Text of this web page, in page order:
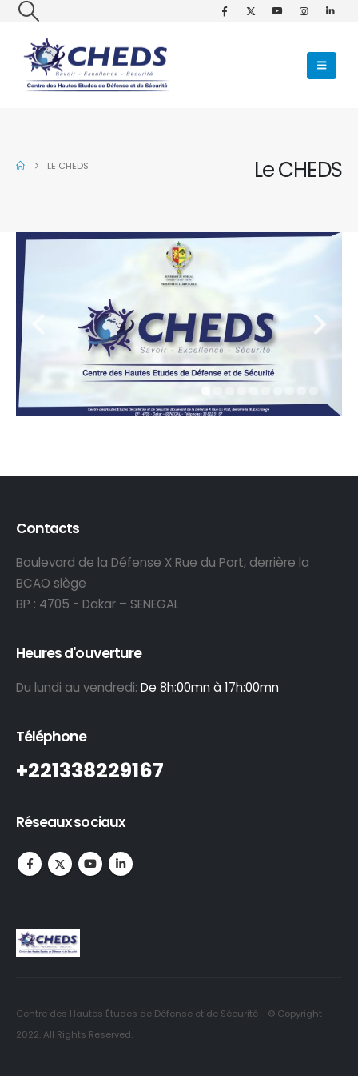
Le CHEDS
LE CHEDS
Contacts
Boulevard de la Défense X Rue du Port, derrière la
BCAO siège
BP : 4705 - Dakar – SENEGAL
Heures d'ouverture
Du lundi au vendredi: De 8h:00mn à 17h:00mn
Téléphone
+221338229167
Réseaux sociaux
Centre des Hautes Études de Défense et de Sécurité - © Copyright
2022. All Rights Reserved.